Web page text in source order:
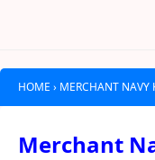
HOME › MERCHANT NAVY
Merchant